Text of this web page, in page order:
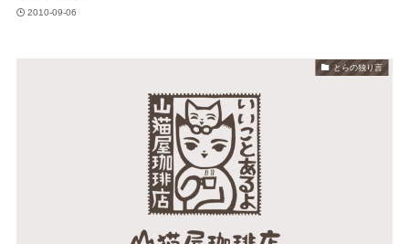
2010-09-06
とらの独り言